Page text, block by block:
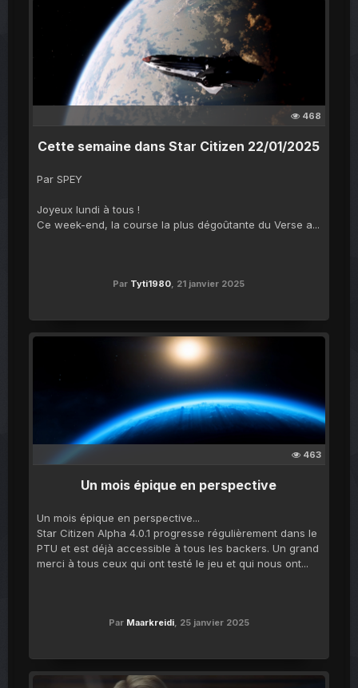
468
Cette semaine dans Star Citizen 22/01/2025
Par SPEY
Joyeux lundi à tous !
Ce week-end, la course la plus dégoûtante du Verse a...
Par Tyti1980, 21 janvier 2025
463
Un mois épique en perspective
Un mois épique en perspective...
Star Citizen Alpha 4.0.1 progresse régulièrement dans le
PTU et est déjà accessible à tous les backers. Un grand
merci à tous ceux qui ont testé le jeu et qui nous ont...
Par Maarkreidi, 25 janvier 2025